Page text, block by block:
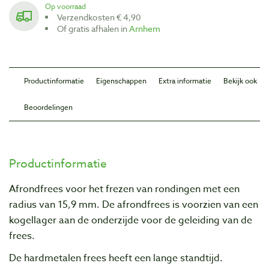
Op voorraad
Verzendkosten € 4,90
Of gratis afhalen inArnhem
Productinformatie Eigenschappen Extra informatie Bekijk ook
Beoordelingen
Productinformatie
Afrondfrees voor het frezen van rondingen met een
radius van 15,9 mm. De afrondfrees is voorzien van een
kogellager aan de onderzijde voor de geleiding van de
frees.
De hardmetalen frees heeft een lange standtijd.